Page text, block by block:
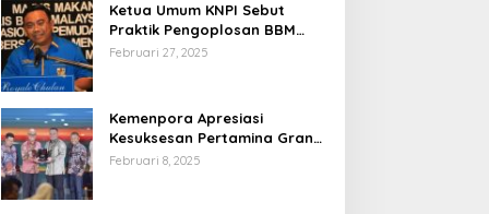
Ketua Umum KNPI Sebut
Praktik Pengoplosan BBM
Cederai Kepercayaan
Februari 27, 2025
Kemenpora Apresiasi
Kesuksesan Pertamina Grand
Prix of Indonesia 2024
Februari 8, 2025